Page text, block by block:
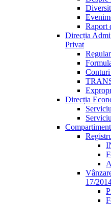
Raport
Direcția
Privat
Conturi
Direcția
17/